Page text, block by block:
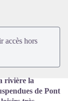
accès hors
rivière la
de Pont